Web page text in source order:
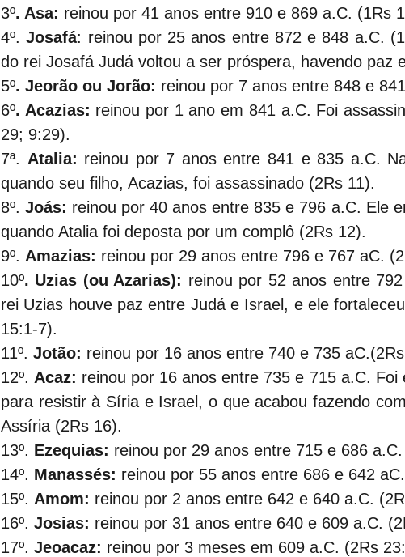
3º. Asa: reinou por 41 anos entre 910 e 869 a.C. (1Rs
4º. Josafá: reinou por 25 anos entre 872 e 848 a.C.
do rei Josafá Judá voltou a ser próspera, havendo paz
5º. Jeorão ou Jorão: reinou por 7 anos entre 848 e
6º. Acazias: reinou por 1 ano em 841 a.C. Foi
29; 9:29).
7ª. Atalia: reinou por 7 anos entre 841 e 835 a.C.
quando seu filho, Acazias, foi assassinado (2Rs 11).
8º. Joás: reinou por 40 anos entre 835 e 796 a.C. Ele
quando Atalia foi deposta por um complô (2Rs 12).
9º. Amazias: reinou por 29 anos entre 796 e 767 aC.
10º. Uzias (ou Azarias): reinou por 52 anos entre
rei Uzias houve paz entre Judá e Israel, e ele
15:1-7).
11º. Jotão: reinou por 16 anos entre 740 e 735
12º. Acaz: reinou por 16 anos entre 735 e 715 a.C.
para resistir à Síria e Israel, o que acabou fazendo
Assíria (2Rs 16).
13º. Ezequias: reinou por 29 anos entre 715 e 686
14º. Manassés: reinou por 55 anos entre 686 e 642
15º. Amom: reinou por 2 anos entre 642 e 640 a.C.
16º. Josias: reinou por 31 anos entre 640 e 609 a.C.
17º. Jeoacaz: reinou por 3 meses em 609 a.C. (2Rs